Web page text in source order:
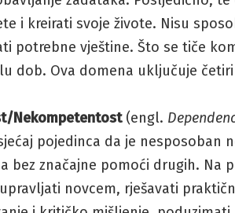
i kreirati svoje živote. Nisu
potrebne vještine. Što se tiče
dob. Ova domena uključuje
Nekompetentost(engl.
pojedinca da je nesposoban
bez značajne pomoći drugih. Na
novcem, rješavati